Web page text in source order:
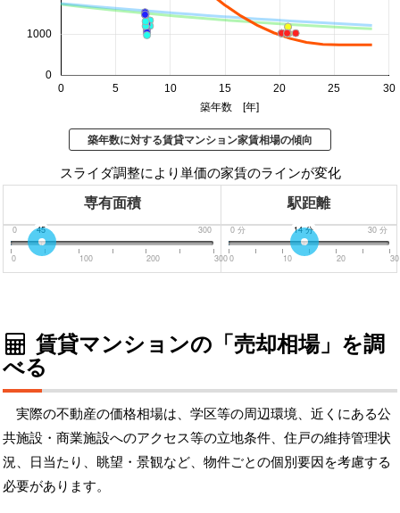
0 5 10 15 20 25 30
0
1000
築年数 [年]
築年数に対する賃貸マンション家賃相場の傾向
スライダ調整により単価の家賃のラインが変化
専有面積 駅距離
0 300
45
0 100 200 300
0 分 30 分
14分
0 10 20 30
賃貸マンションの「売却相場」を調
べる
実際の不動産の価格相場は、学区等の周辺環境、近くにある公
共施設・商業施設へのアクセス等の立地条件、住戸の維持管理状
況、日当たり、眺望・景観など、物件ごとの個別要因を考慮する
必要があります。